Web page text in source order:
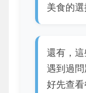
美食的
還有，
遇到過
好先查